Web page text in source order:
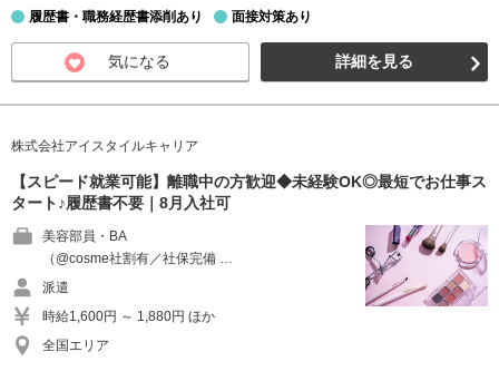
履歴書・職務経歴書添削あり 面接対策あり
気になる 詳細を見る
株式会社アイスタイルキャリア
【スピード就業可能】離職中の方歓迎◆未経験OK◎最短でお仕事ス
タート♪履歴書不要｜8月入社可
美容部員・BA
（@cosme社割有／社保完備 …
派遣
時給1,600円 ～ 1,880円 ほか
全国エリア